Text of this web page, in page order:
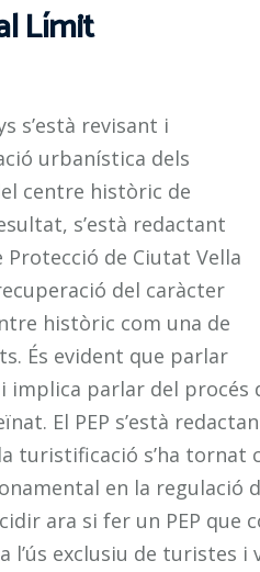
Límit
s’està revisant i
urbanística dels
centre històric de
s’està redactant
Protecció de Ciutat Vella
del caràcter
històric com una de
És evident que parlar
implica parlar del
El PEP s’està
turistificació s’ha tornat
en la regulació
ara si fer un PEP que
l’ús exclusiu de turistes